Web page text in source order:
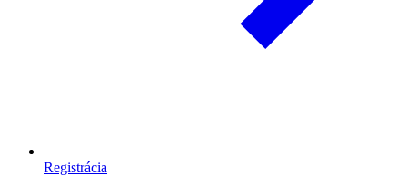
Registrácia